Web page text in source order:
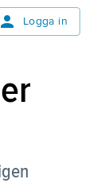
Logga in